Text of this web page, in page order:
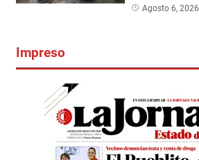
Agosto 6, 2026
Impreso